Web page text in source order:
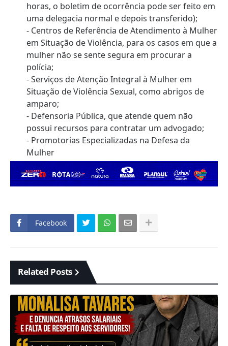
horas, o boletim de ocorrência pode ser feito em
uma delegacia normal e depois transferido);
- Centros de Referência de Atendimento à Mulher
em Situação de Violência, para os casos em que a
mulher não se sente segura em procurar a
polícia;
- Serviços de Atenção Integral à Mulher em
Situação de Violência Sexual, como abrigos de
amparo;
- Defensoria Pública, que atende quem não
possui recursos para contratar um advogado;
- Promotorias Especializadas na Defesa da
Mulher
Facebook
Related Posts